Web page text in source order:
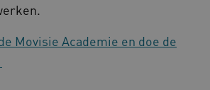
Movisie Academie en doe de